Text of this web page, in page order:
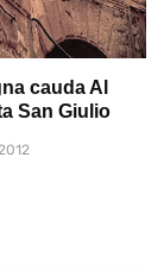
cauda Al
San Giulio